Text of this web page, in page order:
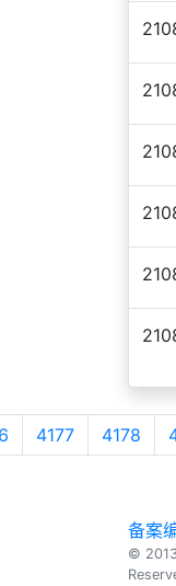
4177 4178
备案
©